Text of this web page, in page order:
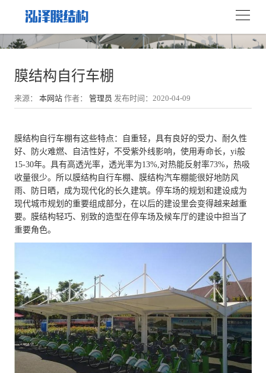
膜结构自行车棚
来源： 本网站 作者： 管理员 发布时间：2020-04-09
膜结构自行车棚有这些特点：自重轻，具有良好的受力、耐久性
好、防火难燃、自洁性好，不受紫外线影响，使用寿命长，yi般
15-30年。具有高透光率，透光率为13%,对热能反射率73%，热吸
收量很少。所以膜结构自行车棚、膜结构汽车棚能很好地防风
雨、防日晒，成为现代化的长久建筑。停车场的规划和建设成为
现代城市规划的重要组成部分，在以后的建设里会变得越来越重
要。膜结构轻巧、别致的造型在停车场及候车厅的建设中担当了
重要角色。